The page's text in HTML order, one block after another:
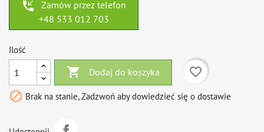
phone_callback
Zamów przez telefon
+48 533 012 703
Ilość
 Dodaj do koszyka
favorite_border
 Brak na stanie, Zadzwoń aby dowiedzieć się o dostawie